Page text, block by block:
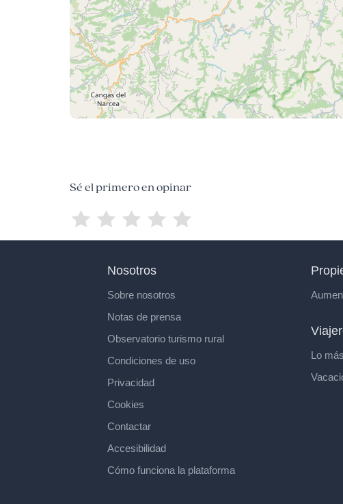
Sé el primero en opinar
Nosotros
Sobre nosotros
Notas de prensa
Observatorio turismo rural
Condiciones de uso
Privacidad
Cookies
Contactar
Accesibilidad
Cómo funciona la plataforma
Lo